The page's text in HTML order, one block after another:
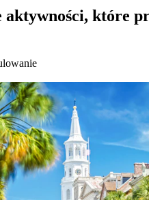
aktywności, które